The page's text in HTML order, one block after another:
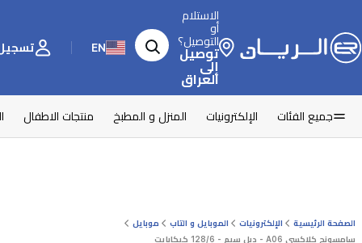
الاستلام
أو
التوصيل؟
توصيل
إلى
العراق
EN تسجيل
جميع الفئات الإلكترونيات المنزل و المطبخ منتجات الاطفال
الصفحة الرئيسية الإلكترونيات الموبايل و التاب
موبايل
سامسونج كلاكسي A06 - دبل سيم - 128/6 كيكابايت